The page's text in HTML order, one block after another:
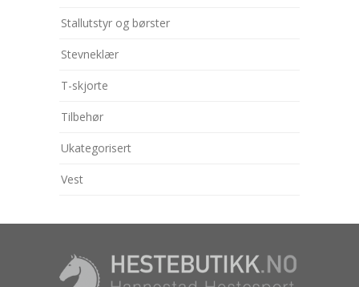
Stallutstyr og børster
Stevneklær
T-skjorte
Tilbehør
Ukategorisert
Vest